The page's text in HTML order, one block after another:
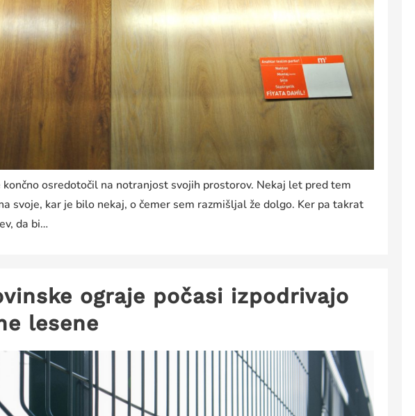
končno osredotočil na notranjost svojih prostorov. Nekaj let pred tem
svoje, kar je bilo nekaj, o čemer sem razmišljal že dolgo. Ker pa takrat
da bi…
ograje počasi izpodrivajo
lesene